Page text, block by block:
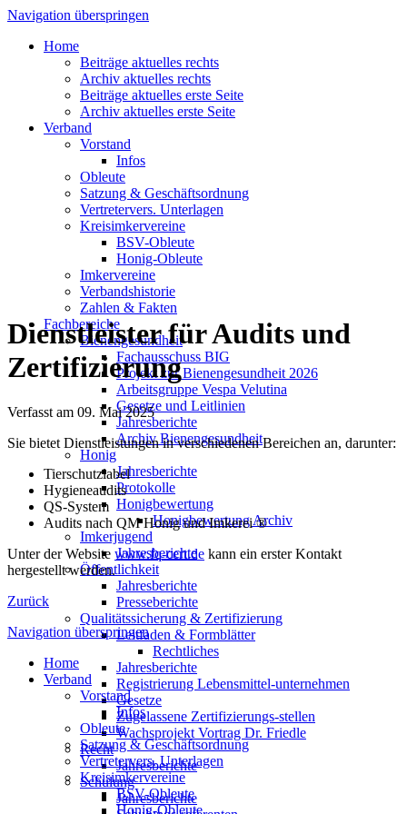
Navigation überspringen
Home
Beiträge aktuelles rechts
Archiv aktuelles rechts
Beiträge aktuelles erste Seite
Archiv aktuelles erste Seite
Verband
Vorstand
Infos
Obleute
Satzung & Geschäftsordnung
Vertretervers. Unterlagen
Kreisimkervereine
BSV-Obleute
Honig-Obleute
Imkervereine
Verbandshistorie
Zahlen & Fakten
Fachbereiche
Bienengesundheit
Fachausschuss BIG
Projekt zur Bienengesundheit 2026
Arbeitsgruppe Vespa Velutina
Gesetze und Leitlinien
Jahresberichte
Archiv Bienengesundheit
Honig
Jahresberichte
Protokolle
Honigbewertung
Honigbewertung Archiv
Imkerjugend
Jahresberichte
Öffentlichkeit
Jahresberichte
Presseberichte
Qualitätssicherung & Zertifizierung
Leitfaden & Formblätter
Rechtliches
Jahresberichte
Registrierung Lebensmittel-unternehmen
Gesetze
Zugelassene Zertifizierungs-stellen
Wachsprojekt Vortrag Dr. Friedle
Recht
Jahresberichte
Schulung
Jahresberichte
Dienstleister für Audits und
Zertifizierung
Verfasst am 09. Mai 2025
Sie bietet Dienstleistungen in verschiedenen Bereichen an, darunter:
Tierschutzlabel
Hygieneaudits
QS-System
Audits nach QM Honig und Imkerei ®
Unter der Website www.fq-cert.de kann ein erster Kontakt
hergestellt werden.
Zurück
Navigation überspringen
Home
Verband
Vorstand
Infos
Obleute
Satzung & Geschäftsordnung
Vertretervers. Unterlagen
Kreisimkervereine
BSV-Obleute
Honig-Obleute